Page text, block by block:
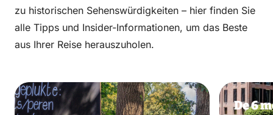
zu historischen Sehenswürdigkeiten – hier finden Sie
alle Tipps und Insider-Informationen, um das Beste
aus Ihrer Reise herauszuholen.
De 6